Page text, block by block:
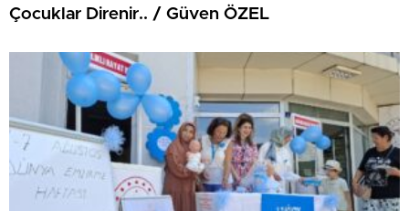
Çocuklar Direnir.. / Güven ÖZEL